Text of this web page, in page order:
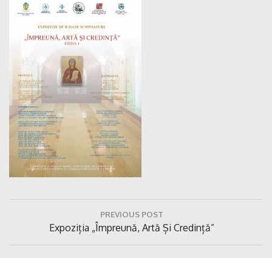
PREVIOUS POST
Previous
Post:
Expoziția „Împreună, Artă Și Credință”